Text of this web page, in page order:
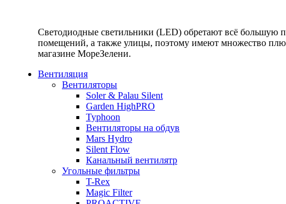
Светодиодные светильники (LED) обретают всё большую
помещений, а также улицы, поэтому имеют множество
магазине МореЗелени.
Вентиляция
Вентиляторы
Soler & Palau Silent
Garden HighPRO
Typhoon
Вентиляторы на обдув
Mars Hydro
Silent Flow
Канальный вентилятр
Угольные фильтры
T-Rex
Magic Filter